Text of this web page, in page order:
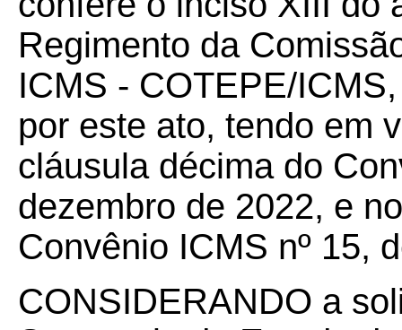
Regimento da
ICMS - COTEPE/
por este ato, tendo em
cláusula décima do
dezembro de 2022, e
Convênio ICMS nº 15,
CONSIDERANDO a